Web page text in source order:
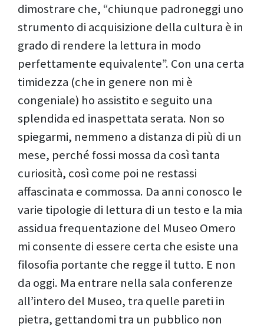
dimostrare che, “chiunque padroneggi uno
strumento di acquisizione della cultura è in
grado di rendere la lettura in modo
perfettamente equivalente”. Con una certa
timidezza (che in genere non mi è
congeniale) ho assistito e seguito una
splendida ed inaspettata serata. Non so
spiegarmi, nemmeno a distanza di più di un
mese, perché fossi mossa da così tanta
curiosità, così come poi ne restassi
affascinata e commossa. Da anni conosco le
varie tipologie di lettura di un testo e la mia
assidua frequentazione del Museo Omero
mi consente di essere certa che esiste una
filosofia portante che regge il tutto. E non
da oggi. Ma entrare nella sala conferenze
all’intero del Museo, tra quelle pareti in
pietra, gettandomi tra un pubblico non